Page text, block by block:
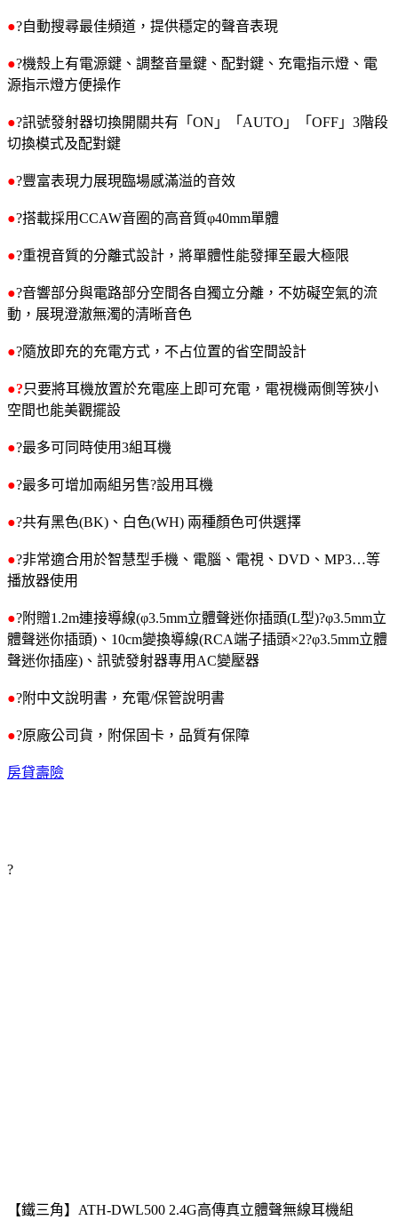
●?自動搜尋最佳頻道，提供穩定的聲音表現
●?機殼上有電源鍵、調整音量鍵、配對鍵、充電指示燈、電
源指示燈方便操作
●?訊號發射器切換開關共有「ON」「AUTO」「OFF」3階段
切換模式及配對鍵
●?豐富表現力展現臨場感滿溢的音效
●?搭載採用CCAW音圈的高音質φ40mm單體
●?重視音質的分離式設計，將單體性能發揮至最大極限
●?音響部分與電路部分空間各自獨立分離，不妨礙空氣的流
動，展現澄澈無濁的清晰音色
●?隨放即充的充電方式，不占位置的省空間設計
●?只要將耳機放置於充電座上即可充電，電視機兩側等狹小
空間也能美觀擺設
●?最多可同時使用3組耳機
●?最多可增加兩組另售?設用耳機
●?共有黑色(BK)、白色(WH) 兩種顏色可供選擇
●?非常適合用於智慧型手機、電腦、電視、DVD、MP3…等
播放器使用
●?附贈1.2m連接導線(φ3.5mm立體聲迷你插頭(L型)?φ3.5mm立
體聲迷你插頭)、10cm變換導線(RCA端子插頭×2?φ3.5mm立體
聲迷你插座)、訊號發射器專用AC變壓器
●?附中文說明書，充電/保管說明書
●?原廠公司貨，附保固卡，品質有保障
房貸壽險
?
【鐵三角】ATH-DWL500 2.4G高傳真立體聲無線耳機組